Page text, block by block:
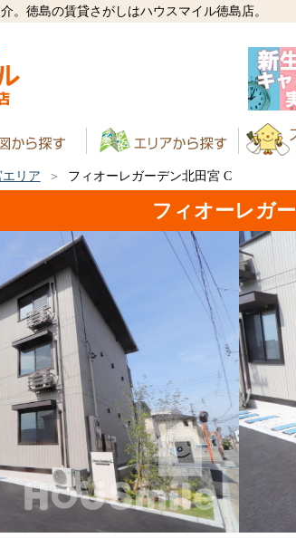
。徳島の賃貸さがしはハウスマイル徳島店。
エリア フィオーレガーデン北田宮 C
フィオーレガ